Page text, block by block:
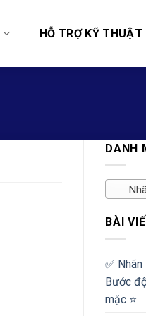
HỖ TRỢ KỸ THUẬT
DANH
BÀI
✅‪
Bước
mặc ⭐️